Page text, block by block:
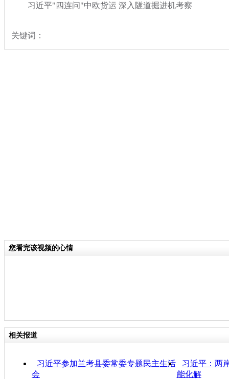
习近平"四连问"中欧货运 深入隧道掘进机考察
关键词：
您看完该视频的心情
相关报道
习近平参加兰考县委常委专题民主生活
会
习近平：两
能化解